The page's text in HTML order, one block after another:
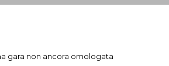
gara non ancora omologata